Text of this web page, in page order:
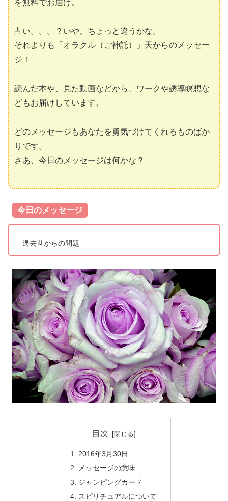
を無料でお届け。
占い。。。？いや、ちょっと違うかな。
それよりも「オラクル（ご神託）」天からのメッセー
ジ！
読んだ本や、見た動画などから、ワークや誘導瞑想な
どもお届けしています。
どのメッセージもあなたを勇気づけてくれるものばか
りです。
さあ、今日のメッセージは何かな？
今日のメッセージ
過去世からの問題
目次
2016年3月30日
メッセージの意味
ジャンピングカード
スピリチュアルについて